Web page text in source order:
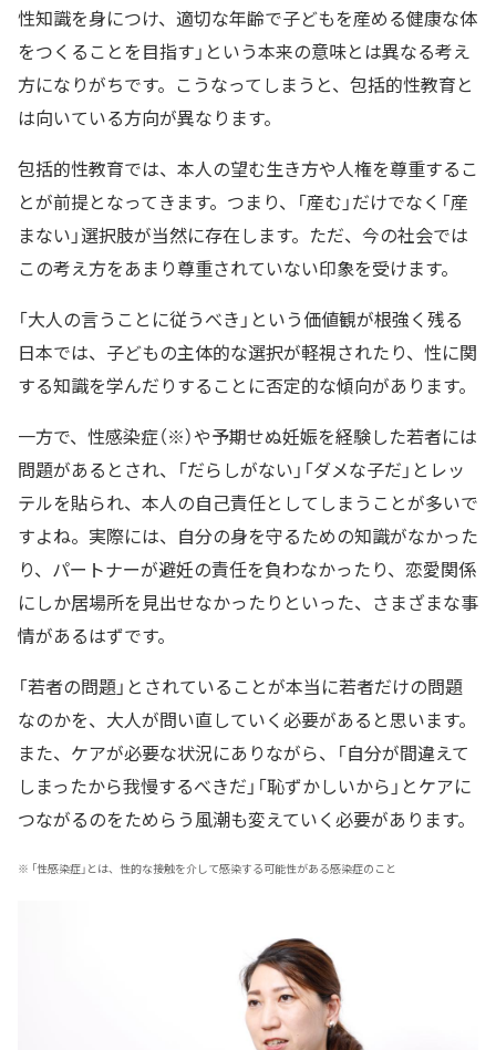
性知識を身につけ、適切な年齢で子どもを産める健康な体
をつくることを目指す」という本来の意味とは異なる考え
方になりがちです。こうなってしまうと、包括的性教育と
は向いている方向が異なります。
包括的性教育では、本人の望む生き方や人権を尊重するこ
とが前提となってきます。つまり、「産む」だけでなく「産
まない」選択肢が当然に存在します。ただ、今の社会では
この考え方をあまり尊重されていない印象を受けます。
「大人の言うことに従うべき」という価値観が根強く残る
日本では、子どもの主体的な選択が軽視されたり、性に関
する知識を学んだりすることに否定的な傾向があります。
一方で、性感染症（※）や予期せぬ妊娠を経験した若者には
問題があるとされ、「だらしがない」「ダメな子だ」とレッ
テルを貼られ、本人の自己責任としてしまうことが多いで
すよね。実際には、自分の身を守るための知識がなかった
り、パートナーが避妊の責任を負わなかったり、恋愛関係
にしか居場所を見出せなかったりといった、さまざまな事
情があるはずです。
「若者の問題」とされていることが本当に若者だけの問題
なのかを、大人が問い直していく必要があると思います。
また、ケアが必要な状況にありながら、「自分が間違えて
しまったから我慢するべきだ」「恥ずかしいから」とケアに
つながるのをためらう風潮も変えていく必要があります。
※ 「性感染症」とは、性的な接触を介して感染する可能性がある感染症のこと